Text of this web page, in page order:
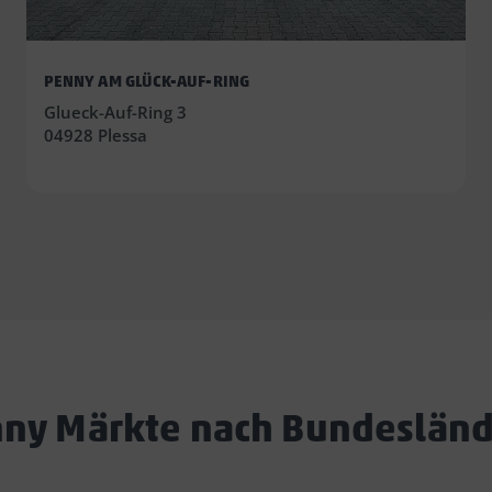
PENNY AM GLÜCK-AUF-RING
Glueck-Auf-Ring 3
04928 Plessa
Märkte nach